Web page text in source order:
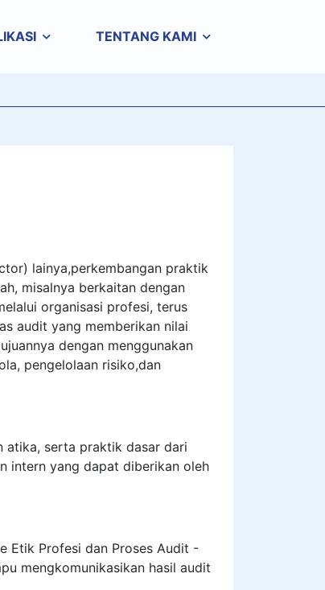
TENTANG KAMI
lainya,perkembangan praktik
misalnya berkaitan dengan
organisasi profesi, terus
audit yang memberikan nilai
dengan menggunakan
pengelolaan risiko,dan
atika, serta praktik dasar dari
intern yang dapat diberikan oleh
Etik Profesi dan Proses Audit -
mengkomunikasikan hasil audit